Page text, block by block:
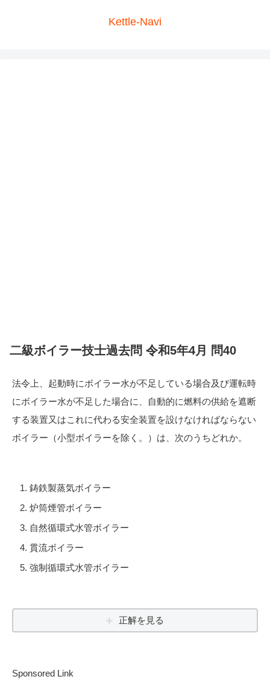
Kettle-Navi
二級ボイラー技士過去問 令和5年4月 問40
法令上、起動時にボイラー水が不足している場合及び運転時
にボイラー水が不足した場合に、自動的に燃料の供給を遮断
する装置又はこれに代わる安全装置を設けなければならない
ボイラー（小型ボイラーを除く。）は、次のうちどれか。
鋳鉄製蒸気ボイラー
炉筒煙管ボイラー
自然循環式水管ボイラー
貫流ボイラー
強制循環式水管ボイラー
正解を見る
Sponsored Link